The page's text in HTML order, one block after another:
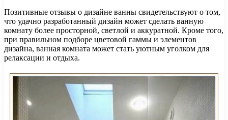
Позитивные отзывы о дизайне ванны свидетельствуют о том,
что удачно разработанный дизайн может сделать ванную
комнату более просторной, светлой и аккуратной. Кроме того,
при правильном подборе цветовой гаммы и элементов
дизайна, ванная комната может стать уютным уголком для
релаксации и отдыха.